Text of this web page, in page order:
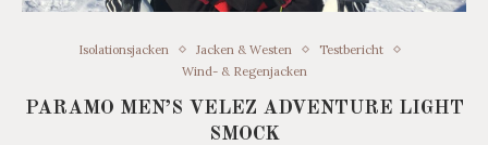
Isolationsjacken Jacken & Westen
Testbericht
Wind- & Regenjacken
PARAMO MEN’S VELEZ ADVENTURE LIGHT
SMOCK